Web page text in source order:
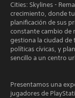
Cities: Skylines -
crecimiento, donde
planificación de sus
constante cambio de
gestiona la ciudad de
políticas cívicas, y
sencillo a un centro
Presentamos una
jugadores de